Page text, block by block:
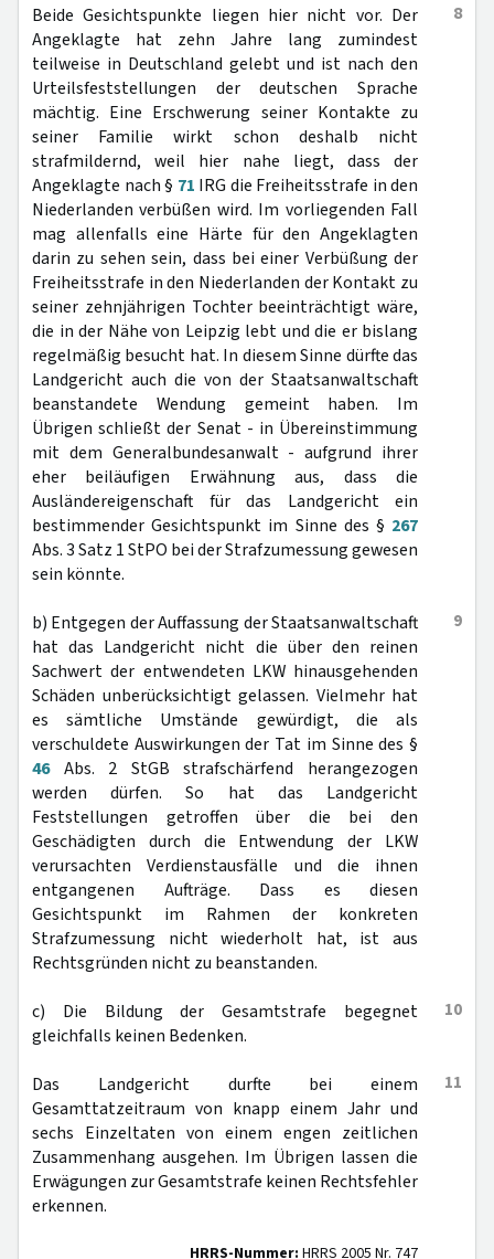
8
Beide Gesichtspunkte liegen hier nicht vor. Der
Angeklagte hat zehn Jahre lang zumindest
teilweise in Deutschland gelebt und ist nach den
Urteilsfeststellungen der deutschen Sprache
mächtig. Eine Erschwerung seiner Kontakte zu
seiner Familie wirkt schon deshalb nicht
strafmildernd, weil hier nahe liegt, dass der
Angeklagte nach § 71 IRG die Freiheitsstrafe in den
Niederlanden verbüßen wird. Im vorliegenden Fall
mag allenfalls eine Härte für den Angeklagten
darin zu sehen sein, dass bei einer Verbüßung der
Freiheitsstrafe in den Niederlanden der Kontakt zu
seiner zehnjährigen Tochter beeinträchtigt wäre,
die in der Nähe von Leipzig lebt und die er bislang
regelmäßig besucht hat. In diesem Sinne dürfte das
Landgericht auch die von der Staatsanwaltschaft
beanstandete Wendung gemeint haben. Im
Übrigen schließt der Senat - in Übereinstimmung
mit dem Generalbundesanwalt - aufgrund ihrer
eher beiläufigen Erwähnung aus, dass die
Ausländereigenschaft für das Landgericht ein
bestimmender Gesichtspunkt im Sinne des § 267
Abs. 3 Satz 1 StPO bei der Strafzumessung gewesen
sein könnte.
9
b) Entgegen der Auffassung der Staatsanwaltschaft
hat das Landgericht nicht die über den reinen
Sachwert der entwendeten LKW hinausgehenden
Schäden unberücksichtigt gelassen. Vielmehr hat
es sämtliche Umstände gewürdigt, die als
verschuldete Auswirkungen der Tat im Sinne des §
46Abs. 2 StGB strafschärfend herangezogen
werden dürfen. So hat das Landgericht
Feststellungen getroffen über die bei den
Geschädigten durch die Entwendung der LKW
verursachten Verdienstausfälle und die ihnen
entgangenen Aufträge. Dass es diesen
Gesichtspunkt im Rahmen der konkreten
Strafzumessung nicht wiederholt hat, ist aus
Rechtsgründen nicht zu beanstanden.
10
c) Die Bildung der Gesamtstrafe begegnet
gleichfalls keinen Bedenken.
11
Das Landgericht durfte bei einem
Gesamttatzeitraum von knapp einem Jahr und
sechs Einzeltaten von einem engen zeitlichen
Zusammenhang ausgehen. Im Übrigen lassen die
Erwägungen zur Gesamtstrafe keinen Rechtsfehler
erkennen.
HRRS-Nummer: HRRS 2005 Nr. 747